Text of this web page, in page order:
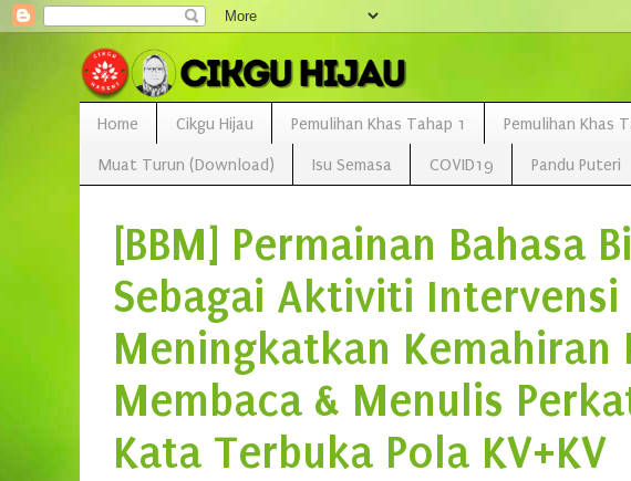
Home Cikgu Hijau Pemulihan Khas Tahap 1 Pemulihan Khas
Muat Turun (Download) Isu Semasa COVID19 Pandu Puteri
[BBM] Permainan Bahasa
Sebagai Aktiviti Intervensi
Meningkatkan Kemahiran
Membaca & Menulis
Kata Terbuka Pola KV+KV